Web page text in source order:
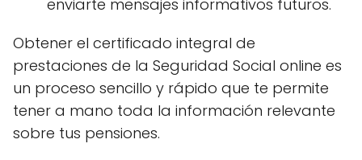
enviarte mensajes informativos futuros.
Obtener el certificado integral de
prestaciones de la Seguridad Social online es
un proceso sencillo y rápido que te permite
tener a mano toda la información relevante
sobre tus pensiones.